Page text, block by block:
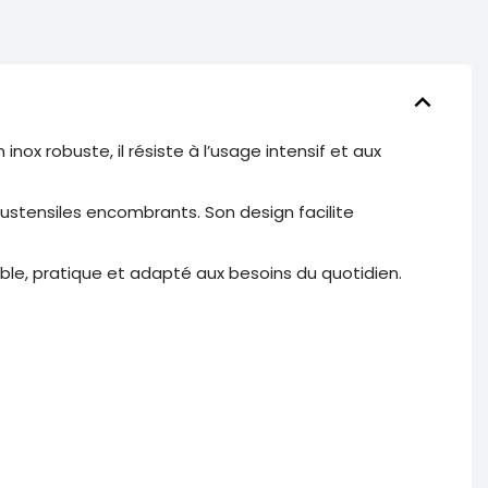
keyboard_arrow_down
robuste, il résiste à l’usage intensif et aux
encombrants. Son design facilite
pratique et adapté aux besoins du quotidien.